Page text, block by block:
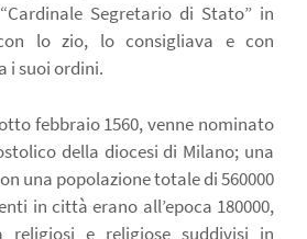
Segretario di Stato” in
lo zio, lo consigliava e con
i suoi ordini.
febbraio 1560, venne nominato
della diocesi di Milano; una
una popolazione totale di 560000
in città erano all’epoca 180000,
e religiose suddivisi in